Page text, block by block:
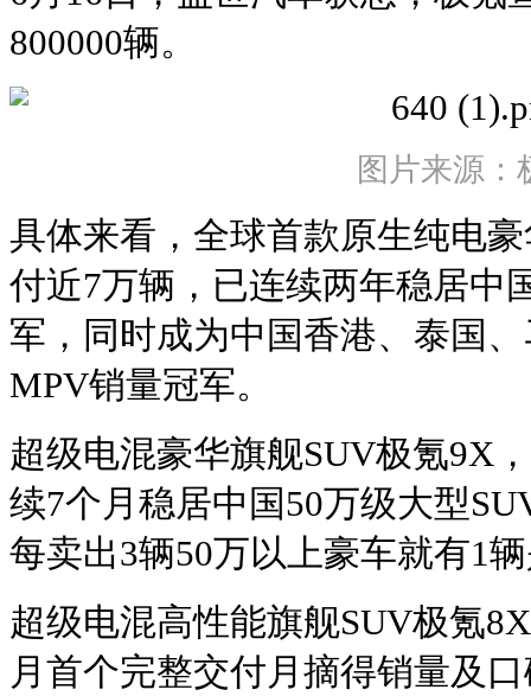
800000辆。
图片来源：
具体来看，全球首款原生纯电
付近7万辆，已连续两年稳居中
军，同时成为中国香港、泰国
MPV销量冠军。
超级电混豪华旗舰SUV极氪9X
续7个月稳居中国50万级大型
每卖出3辆50万以上豪车就有1
超级电混高性能旗舰SUV极氪
月首个完整交付月摘得销量及